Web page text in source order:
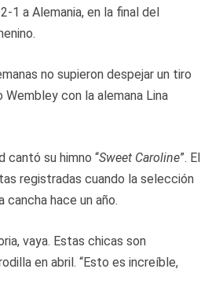
1 a Alemania, en la final del
no supieron despejar un tiro
con la alemana Lina
cantó su himno “Sweet Caroline”. El
registradas cuando la selección
hace un año.
vaya. Estas chicas son
en abril. “Esto es increíble,